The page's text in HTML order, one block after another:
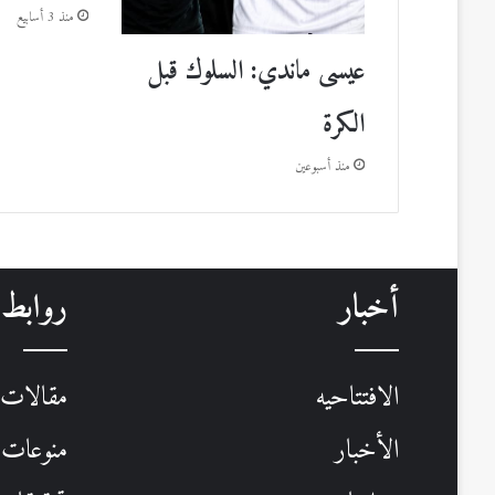
عيسى ماندي: السلوك قبل
الكرة
منذ أسبوعين
منذ 3 أسابيع
أخبار
الافتتاحيه
الأخبار
روابط
مقالات
منوعات